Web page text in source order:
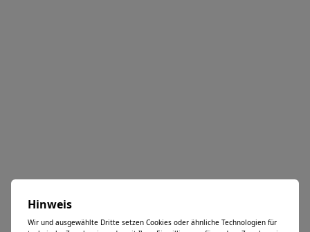
Hinweis
Wir und ausgewählte Dritte setzen Cookies oder ähnliche Technologien für